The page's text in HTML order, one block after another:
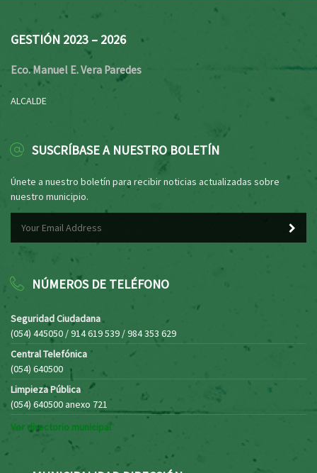
GESTIÓN 2023 – 2026
Eco. Manuel E. Vera Paredes
ALCALDE
SUSCRÍBASE A NUESTRO BOLETÍN
Únete a nuestro boletín para recibir noticias actualizadas sobre
nuestro municipio.
NÚMEROS DE TELÉFONO
Seguridad Ciudadana
(054) 445050 / 914 619 539 / 984 353 629
Central Telefónica
(054) 640500
Limpieza Pública
(054) 640500 anexo 721
Ver directorio municipal